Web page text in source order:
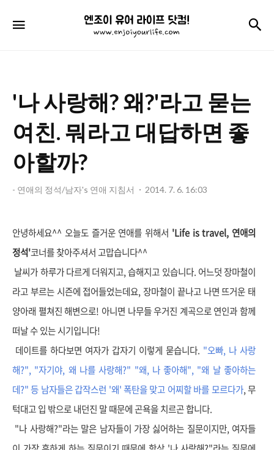
엔
조
어
라
이
닷
'나 사랑해? 왜?'라고 묻는
여친. 뭐라고 대답하면 좋
아할까?
- 연애의 정석/남자's 연애 지침서 2014. 7. 6. 16:03
안녕하세요^^ 오늘도 즐거운 연애를 위해서 'Life is travel, 연애의
정석'코너를 찾아주셔서 고맙습니다^^
날씨가 하루가 다르게 더워지고, 습해지고 있습니다. 어느덧 장마철이
라고 부르는 시즌에 접어들었는데요, 장마철이 끝나고 나면 뜨거운 태
양아래 펼쳐진 해변으로! 아니면 나무들 우거진 계곡으로 연인과 함께
떠날 수 있는 시기입니다!
데이트를 하다보면 여자가 갑자기 이렇게 묻습니다. "오빠, 나 사랑
해?", "자기야, 왜 나를 사랑해?" "왜, 나좋아해", "왜 날 좋아하는
데?" 등 남자들은 갑작스런 '왜' 폭탄을 맞고 어찌할 바를 모르다가, 무
턱대고 입 밖으로 내던진 말 때문에 곤욕을 치르곤 합니다.
"나 사랑해?"라는 말은 남자들이 가장 싫어하는 질문이지만, 여자들